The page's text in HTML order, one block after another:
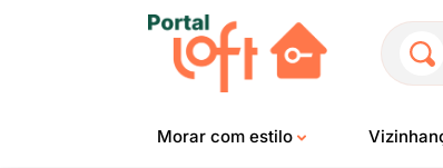
Morar com estilo